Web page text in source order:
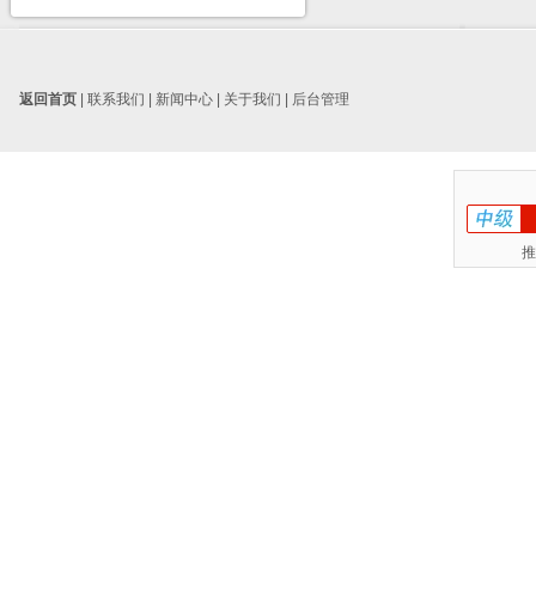
返回首页 联系我们 新闻中心 关于我们 后台管理